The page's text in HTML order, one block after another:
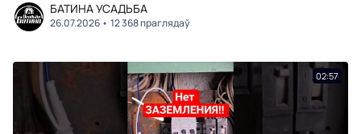
БАТИНА УСАДЬБА
26.07.2026 12 368 праглядаў
02:57